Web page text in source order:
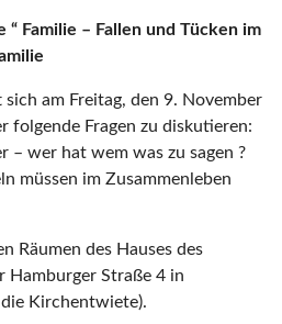
“ Familie – Fallen und Tücken im
am Freitag, den 9. November
folgende Fragen zu diskutieren:
– wer hat wem was zu sagen ?
müssen im Zusammenleben
Räumen des Hauses des
Hamburger Straße 4 in
die Kirchentwiete).